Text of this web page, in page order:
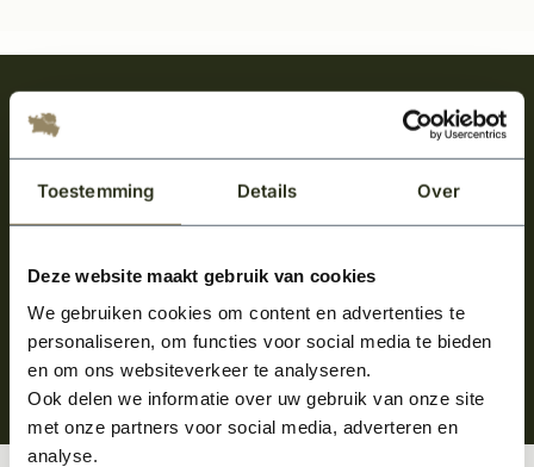
Toestemming Details Over
Deze website maakt gebruik van cookies
We gebruiken cookies om content en advertenties te
personaliseren, om functies voor social media te bieden
en om ons websiteverkeer te analyseren.
Ook delen we informatie over uw gebruik van onze site
met onze partners voor social media, adverteren en
analyse.
Meld je aan en ontvang het laatste nieuws
over onze kempische bouwstijl!
Aanmelden voor de nieuwsbrief